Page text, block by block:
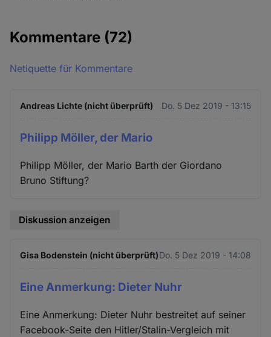
Kommentare (72)
Netiquette für Kommentare
Andreas Lichte (nicht überprüft) Do. 5 Dez 2019 - 13:15
Philipp Möller, der Mario
Philipp Möller, der Mario Barth der Giordano
Bruno Stiftung?
Diskussion anzeigen
Gisa Bodenstein (nicht überprüft)Do. 5 Dez 2019 - 14:08
Eine Anmerkung: Dieter Nuhr
Eine Anmerkung: Dieter Nuhr bestreitet auf seiner
Facebook-Seite den Hitler/Stalin-Vergleich mit